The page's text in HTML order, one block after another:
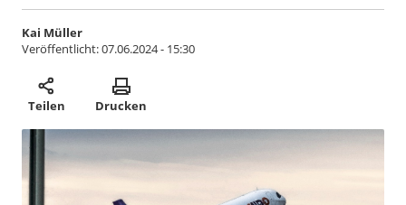
Kai Müller
Veröffentlicht:07.06.2024 - 15:30
Teilen Drucken